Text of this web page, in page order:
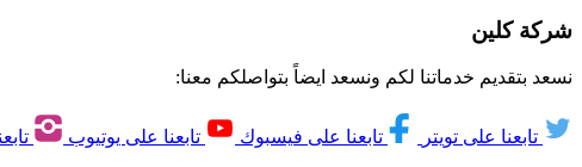
شركة كلين
نسعد بتقديم خدماتنا لكم ونسعد ايضاً بتواصلكم معنا:
تابعنا على تويتر تابعنا على فيسبوك تابعنا على يوتيوب